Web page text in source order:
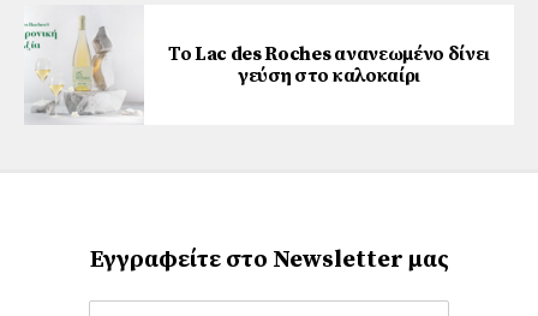
Το Lac des Roches ανανεωμένο δίνει
γεύση στο καλοκαίρι
Εγγραφείτε στο Newsletter μας